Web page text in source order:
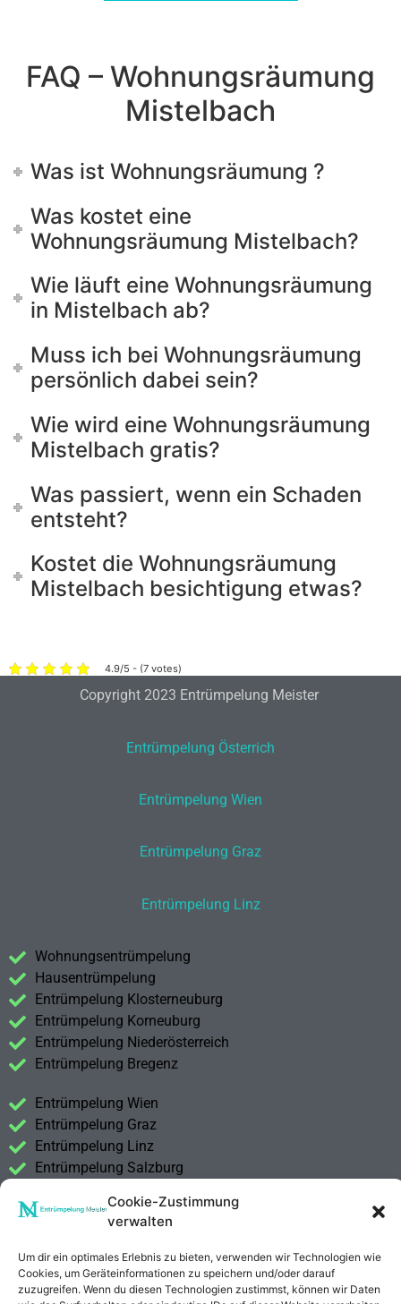
Cookie-Zustimmung
verwalten
Um dir ein optimales Erlebnis zu bieten, verwenden wir Technologien wie
Cookies, um Geräteinformationen zu speichern und/oder darauf
zuzugreifen. Wenn du diesen Technologien zustimmst, können wir Daten
FAQ – Wohnungsräumung
Mistelbach
Was ist Wohnungsräumung ?
Was kostet eine
Wohnungsräumung Mistelbach?
Wie läuft eine Wohnungsräumung
in Mistelbach ab?
Muss ich bei Wohnungsräumung
persönlich dabei sein?
Wie wird eine Wohnungsräumung
Mistelbach gratis?
Was passiert, wenn ein Schaden
entsteht?
Kostet die Wohnungsräumung
Mistelbach besichtigung etwas?
4.9/5 - (7 votes)
Copyright 2023 Entrümpelung Meister
Entrümpelung Österrich
Entrümpelung Wien
Entrümpelung Graz
Entrümpelung Linz
Wohnungsentrümpelung
Hausentrümpelung
Entrümpelung Klosterneuburg
Entrümpelung Korneuburg
Entrümpelung Niederösterreich
Entrümpelung Bregenz
Entrümpelung Wien
Entrümpelung Graz
Entrümpelung Linz
Entrümpelung Salzburg
Entrümpelung Steiermark
Kontakt
Impressum
Datenschutzerklärung